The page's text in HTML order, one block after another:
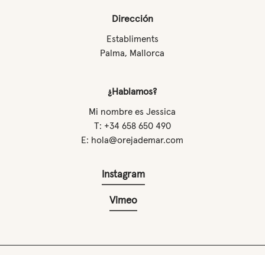
Dirección
Establiments
Palma, Mallorca
¿Hablamos?
Mi nombre es Jessica
T: +34 658 650 490
E: hola@orejademar.com
Instagram
Vimeo